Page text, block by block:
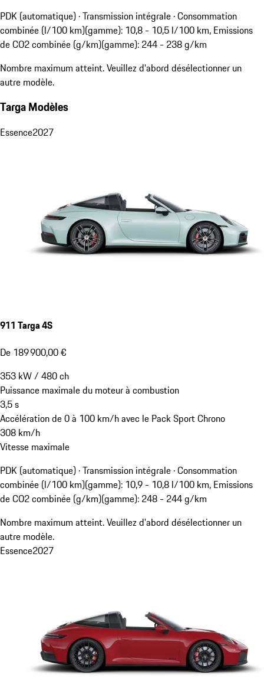
PDK (automatique) · Transmission intégrale ·Consommation
combinée (l/100 km)(gamme): 10,8 - 10,5 l/100 km, Emissions
de CO2 combinée (g/km)(gamme): 244 - 238 g/km
Nombre maximum atteint. Veuillez d'abord désélectionner un
autre modèle.
Targa Modèles
Essence2027
911 Targa 4S
De 189 900,00 €
353 kW/ 480ch
Puissance maximale du moteur à combustion
3,5s
Accélération de 0 à 100 km/h avec le Pack Sport Chrono
308 km/h
Vitesse maximale
PDK (automatique) · Transmission intégrale ·Consommation
combinée (l/100 km)(gamme): 10,9 - 10,8 l/100 km, Emissions
de CO2 combinée (g/km)(gamme): 248 - 244 g/km
Nombre maximum atteint. Veuillez d'abord désélectionner un
autre modèle.
Essence2027